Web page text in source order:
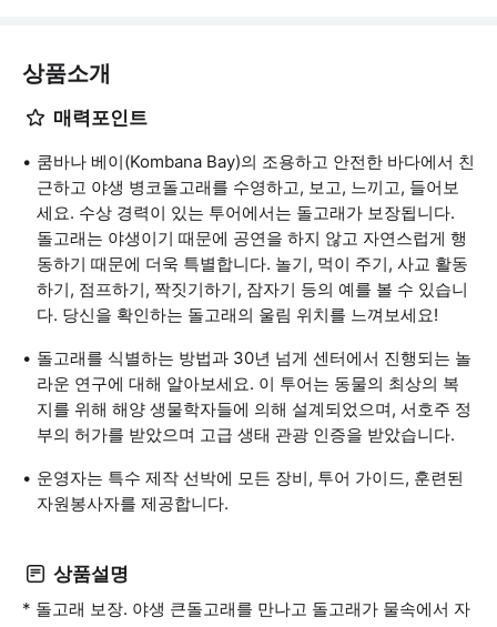
상품소개
매력포인트
쿰바나 베이(Kombana Bay)의 조용하고 안전한 바다에서 친
근하고 야생 병코돌고래를 수영하고, 보고, 느끼고, 들어보
세요. 수상 경력이 있는 투어에서는 돌고래가 보장됩니다.
돌고래는 야생이기 때문에 공연을 하지 않고 자연스럽게 행
동하기 때문에 더욱 특별합니다. 놀기, 먹이 주기, 사교 활동
하기, 점프하기, 짝짓기하기, 잠자기 등의 예를 볼 수 있습니
다. 당신을 확인하는 돌고래의 울림 위치를 느껴보세요!
돌고래를 식별하는 방법과 30년 넘게 센터에서 진행되는 놀
라운 연구에 대해 알아보세요. 이 투어는 동물의 최상의 복
지를 위해 해양 생물학자들에 의해 설계되었으며, 서호주 정
부의 허가를 받았으며 고급 생태 관광 인증을 받았습니다.
운영자는 특수 제작 선박에 모든 장비, 투어 가이드, 훈련된
자원봉사자를 제공합니다.
상품설명
* 돌고래 보장. 야생 큰돌고래를 만나고 돌고래가 물속에서 자